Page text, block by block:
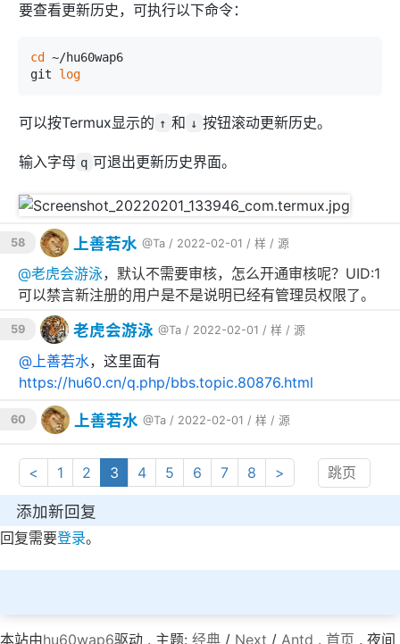
要查看更新历史，可执行以下命令：
cd ~/hu60wap6
git log
可以按Termux显示的 ↑ 和 ↓ 按钮滚动更新历史。
输入字母 q 可退出更新历史界面。
58 上善若水 @Ta / 2022-02-01 / 样 / 源
@老虎会游泳，默认不需要审核，怎么开通审核呢？UID:1
可以禁言新注册的用户是不是说明已经有管理员权限了。
59 老虎会游泳 @Ta / 2022-02-01 / 样 / 源
@ 上善若水，这里面有
https://hu60.cn/q.php/bbs.topic.80876.html
60 上善若水 @Ta / 2022-02-01 / 样 / 源
< 1 2 3 4 5 6 7 8 >
添加新回复
回复需要登录。
本站由hu60wap6驱动 . 主题: 经典 / Next / Antd . 首页 . 夜间